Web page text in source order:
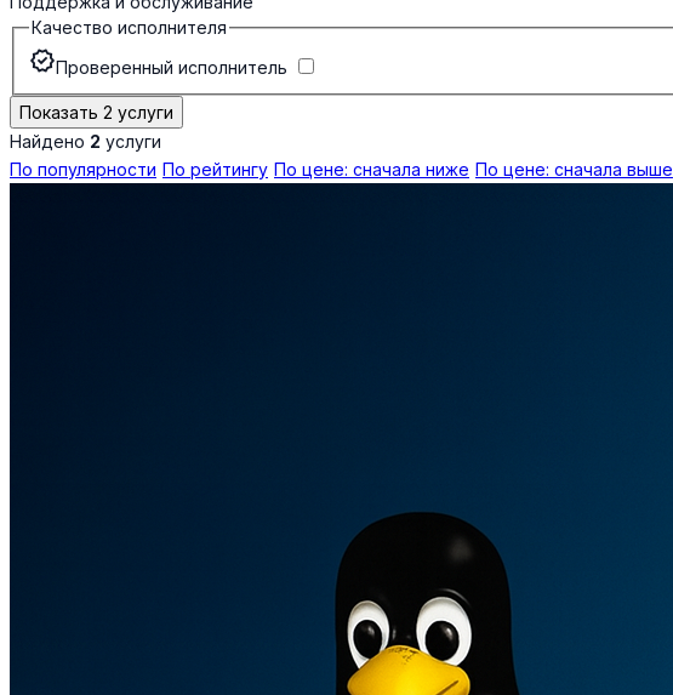
Качество исполнителя
verifiedПроверенный исполнитель
Показать 2 услуги
Найдено 2 услуги
По популярности По рейтингу По цене: сначала ниже По цене: сначала выше